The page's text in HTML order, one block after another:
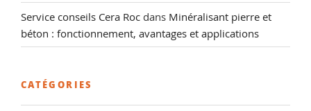
Service conseils Cera Roc dans Minéralisant pierre et
béton : fonctionnement, avantages et applications
CATÉGORIES